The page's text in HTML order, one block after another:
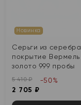
Новинка
Серьги из серебра,
покрытие Вермель
золото 999 пробы
5 410 ₽
2 705 ₽
-50%